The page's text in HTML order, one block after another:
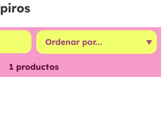
1 productos